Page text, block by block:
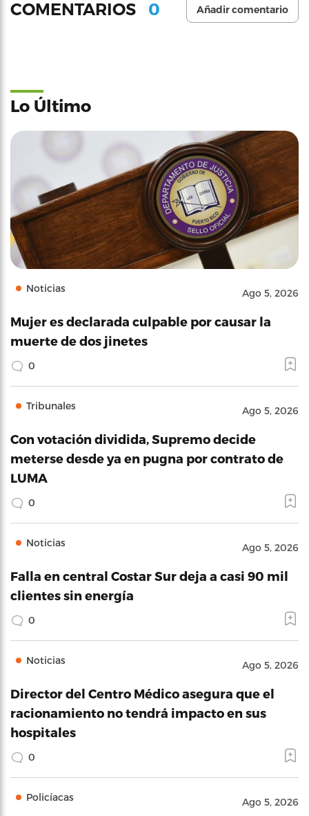
COMENTARIOS 0 Añadir comentario
Lo Último
Noticias Ago 5, 2026
Mujer es declarada culpable por causar la
muerte de dos jinetes
0
Tribunales Ago 5, 2026
Con votación dividida, Supremo decide
meterse desde ya en pugna por contrato de
LUMA
0
Noticias Ago 5, 2026
Falla en central Costar Sur deja a casi 90 mil
clientes sin energía
0
Noticias Ago 5, 2026
Director del Centro Médico asegura que el
racionamiento no tendrá impacto en sus
hospitales
0
Policíacas Ago 5, 2026